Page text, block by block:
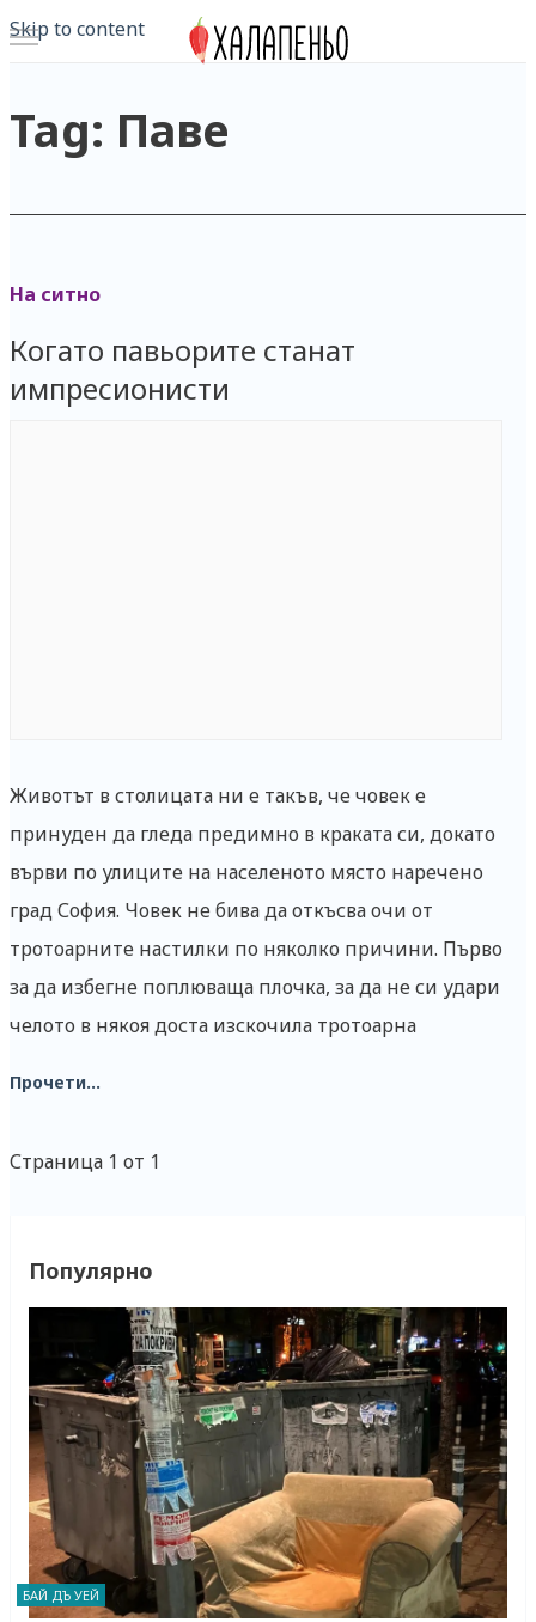
Skip to content
Tag: Паве
На ситно
Когато павьорите станат
импресионисти
Животът в столицата ни е такъв, че човек е
принуден да гледа предимно в краката си, докато
върви по улиците на населеното място наречено
град София. Човек не бива да откъсва очи от
тротоарните настилки по няколко причини. Първо
за да избегне поплюваща плочка, за да не си удари
челото в някоя доста изскочила тротоарна
Прочети...
Страница 1 от 1
Популярно
БАЙ ДЪ УЕЙ